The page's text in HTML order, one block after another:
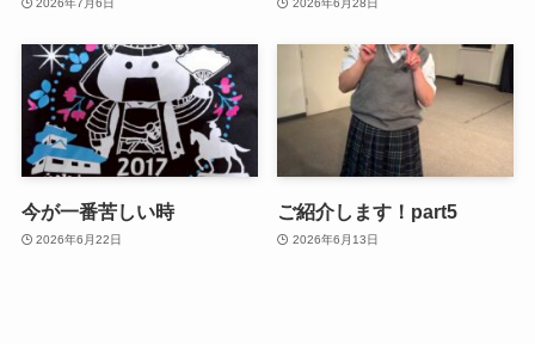
2026年7月6日 2026年6月28日
今が一番苦しい時
2026年6月22日
ご紹介します！part5
2026年6月13日